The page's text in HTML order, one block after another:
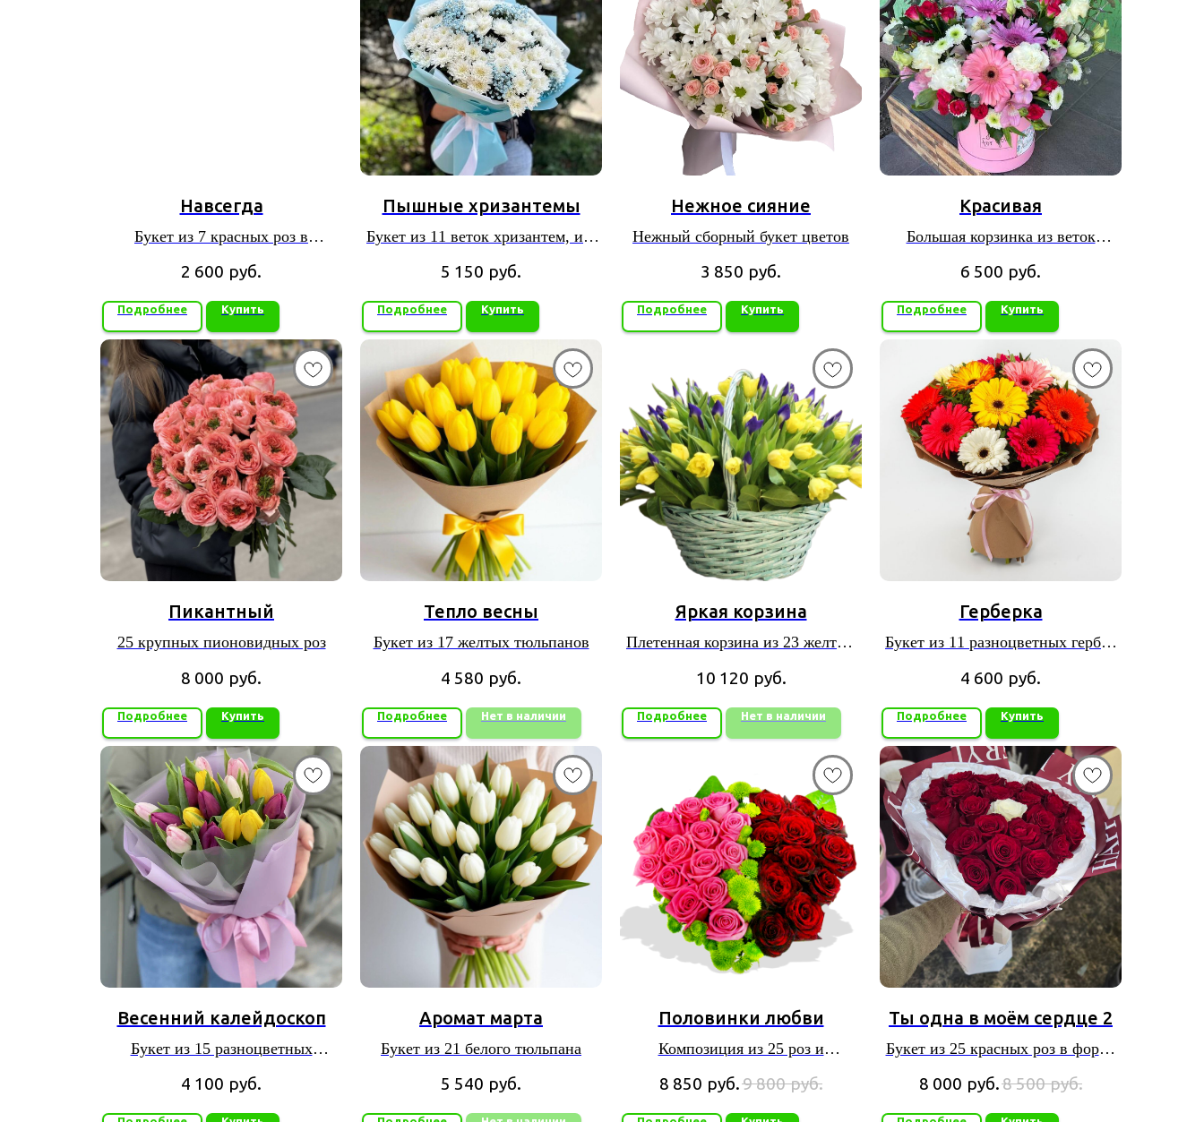
Навсегда
Букет из 7 красных роз в
красивой упаковке
2 600 руб.
Подробнее Купить
Пышные хризантемы
Букет из 11 веток хризантем, и 4
гипсофил
5 150 руб.
Подробнее Купить
Нежное сияние
Нежный сборный букет цветов
3 850 руб.
Подробнее Купить
Красивая
Большая корзинка из веток
мимозы, 3 роз, 3 гербер, кустовых
ромашек и разных декоративных
элементов
6 500 руб.
Подробнее Купить
Пикантный
25 крупных пионовидных роз
8 000 руб.
Подробнее Купить
Тепло весны
Букет из 17 желтых тюльпанов
4 580 руб.
Подробнее Нет в наличии
Яркая корзина
Плетенная корзина из 23 желтых
тюльпанов и 18 ирисов
10 120 руб.
Подробнее Нет в наличии
Герберка
Букет из 11 разноцветных гербер
в красивой упаковке
4 600 руб.
Подробнее Купить
Весенний калейдоскоп
Букет из 15 разноцветных
тюльпанов
4 100 руб.
Аромат марта
Букет из 21 белого тюльпана
5 540 руб.
Половинки любви
Композиция из 25 роз и
хризантемы
8 850 руб.9 800 руб.
Ты одна в моём сердце 2
Букет из 25 красных роз в форме
сердца
8 000 руб.8 500 руб.